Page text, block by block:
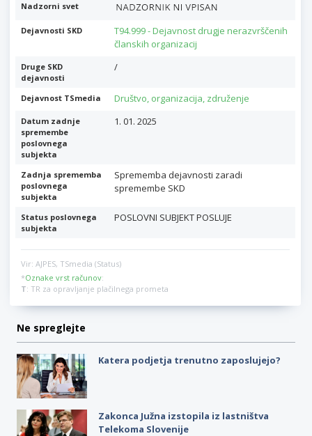
Nadzorni svet
Dejavnosti SKD
T94.999 - Dejavnost drugje nerazvrščenih
članskih organizacij
Druge SKD
dejavnosti
/
Dejavnost TSmedia Društvo, organizacija, združenje
Datum zadnje
spremembe
poslovnega
subjekta
1. 01. 2025
Zadnja sprememba
poslovnega
subjekta
Sprememba dejavnosti zaradi
spremembe SKD
Status poslovnega
subjekta
POSLOVNI SUBJEKT POSLUJE
Vir: AJPES, TSmedia (Status)
*Oznake vrst računov:
T: TR za opravljanje plačilnega prometa
Ne spreglejte
Katera podjetja trenutno zaposlujejo?
Zakonca Južna izstopila iz lastništva
Telekoma Slovenije